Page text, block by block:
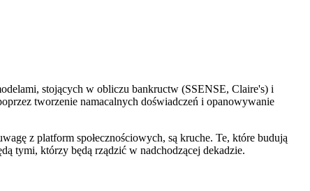
stojących w obliczu bankructw (SSENSE, Claire's) i
tworzenie namacalnych doświadczeń i opanowywanie
z platform społecznościowych, są kruche. Te, które budują
tymi, którzy będą rządzić w nadchodzącej dekadzie.